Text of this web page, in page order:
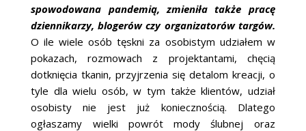
spowodowana pandemią, zmieniła także pracę
dziennikarzy, blogerów czy organizatorów targów.
O ile wiele osób tęskni za osobistym udziałem w
pokazach, rozmowach z projektantami, chęcią
dotknięcia tkanin, przyjrzenia się detalom kreacji, o
tyle dla wielu osób, w tym także klientów, udział
osobisty nie jest już koniecznością. Dlatego
ogłaszamy wielki powrót mody ślubnej oraz